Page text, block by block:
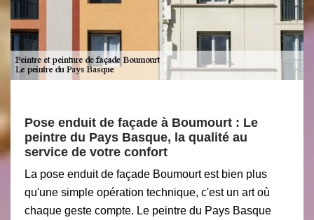
Pose enduit de façade à Boumourt : Le
peintre du Pays Basque, la qualité au
service de votre confort
La pose enduit de façade Boumourt est bien plus
qu'une simple opération technique, c'est un art où
chaque geste compte. Le peintre du Pays Basque